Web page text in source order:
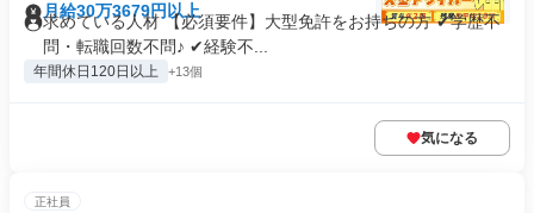
月給30万3679円以上
求めている人材 【必須要件】大型免許をお持ちの方 ✔学歴不
問・転職回数不問♪ ✔経験不...
年間休日120日以上 +13個
気になる
正社員